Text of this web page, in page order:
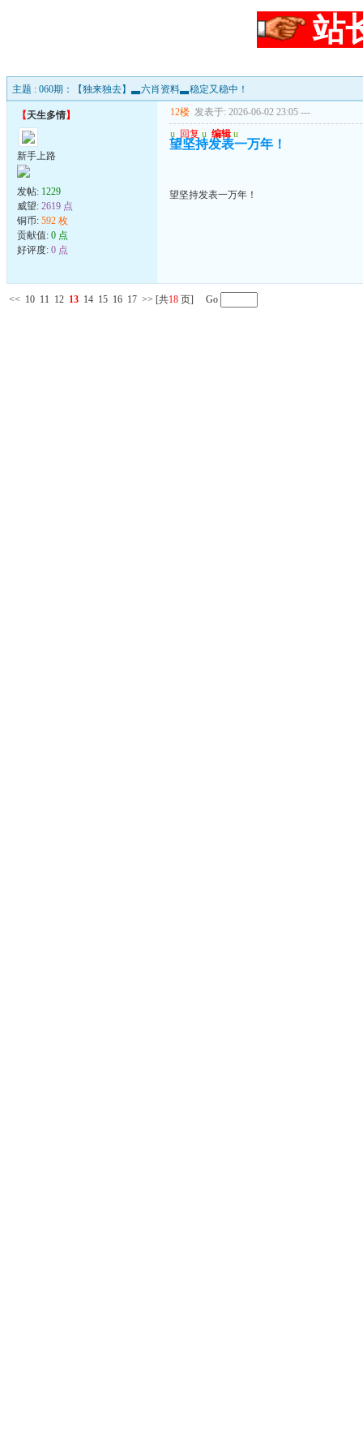
站
主题 : 060期：【独来独去】▃六肖资料▃稳定又稳中！
【天生多情】
新手上路
发帖: 1229
威望: 2619 点
铜币: 592 枚
贡献值: 0 点
好评度: 0 点
12楼 发表于: 2026-06-02 23:05 ---
u 回复 u 编辑 u
望坚持发表一万年！
望坚持发表一万年！
<< 10 11 12 13 14 15 16 17 >> [共18 页] Go